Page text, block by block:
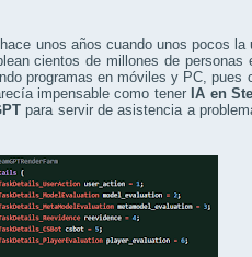
unos años cuando unos pocos
cientos de millones de personas
programas en móviles y PC,
impensable como tener IA en
para servir de asistencia a